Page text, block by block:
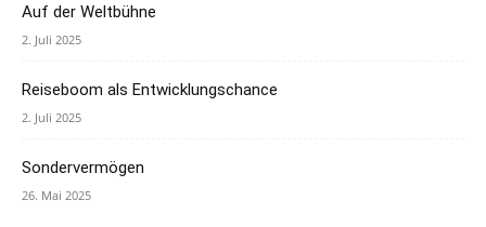
Auf der Weltbühne
2. Juli 2025
Reiseboom als Entwicklungschance
2. Juli 2025
Sondervermögen
26. Mai 2025